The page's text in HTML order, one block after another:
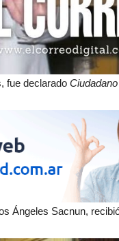
fue declarado
Ángeles Sacnun,